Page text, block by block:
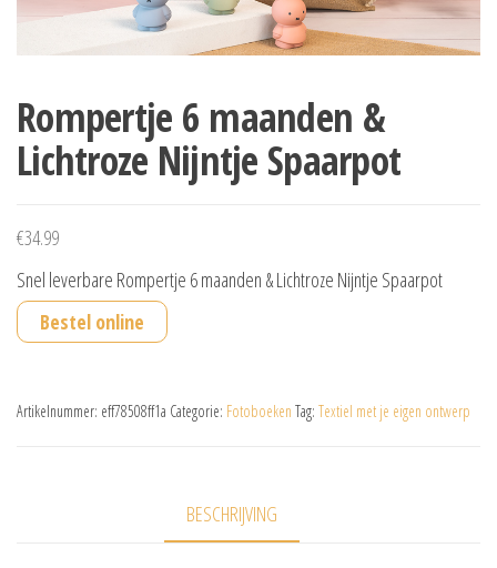
Rompertje 6 maanden &
Lichtroze Nijntje Spaarpot
€34.99
Snel leverbare Rompertje 6 maanden & Lichtroze Nijntje Spaarpot
Bestel online
Artikelnummer: eff78508ff1a Categorie: Fotoboeken Tag: Textiel met je eigen ontwerp
BESCHRIJVING